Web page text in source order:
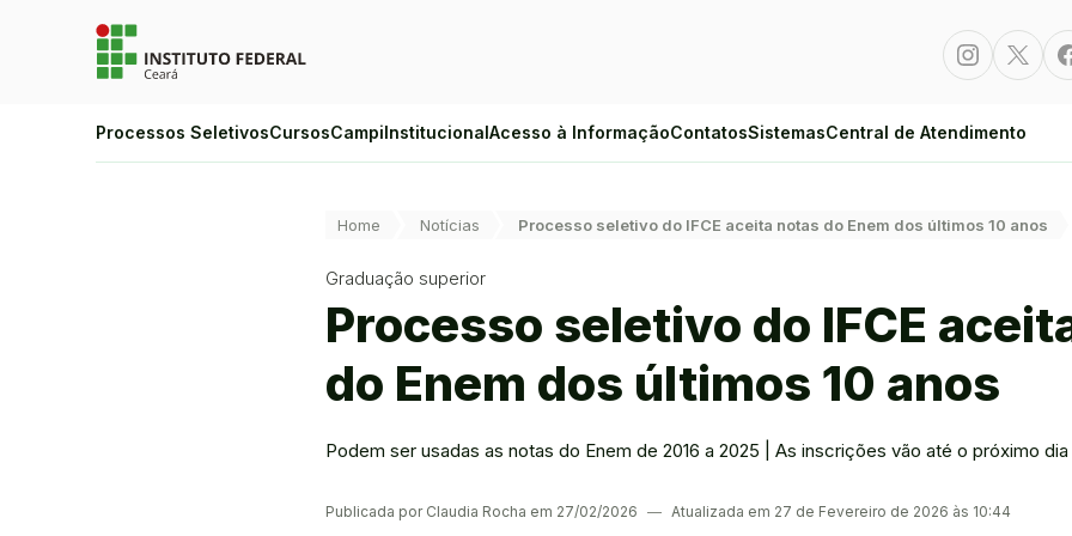
Ir para a busca
Ir para o menu principal
Ir para o conteúdo
Alto Contraste
Login da Área Administrativa
Acessibilidade
Instagram
Processos SeletivosCursosCampiInstitucionalAcesso à InformaçãoContatosSistemasCentral de Atendimento
Você está aqui:
Home Notícias Processo seletivo do IFCE aceita notas do Enem dos últimos 10 anos
Graduação superior
Processo seletivo do IFCE
do Enem dos últimos 10 anos
Podem ser usadas as notas do Enem de 2016 a 2025 | As inscrições vão até o próximo
Publicada por Claudia Rocha em 27/02/2026 ― Atualizada em 27 de Fevereiro de 2026 às 10:44